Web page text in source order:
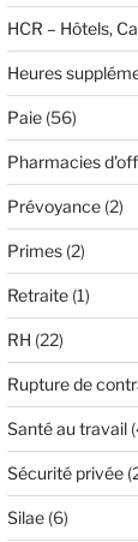
HCR – Hôtels,
Heures
Paie(56)
Pharmacies
Prévoyance(2)
Primes(2)
Retraite(1)
RH (22)
Rupture de
Santé au travail
Sécurité privée
Silae(6)